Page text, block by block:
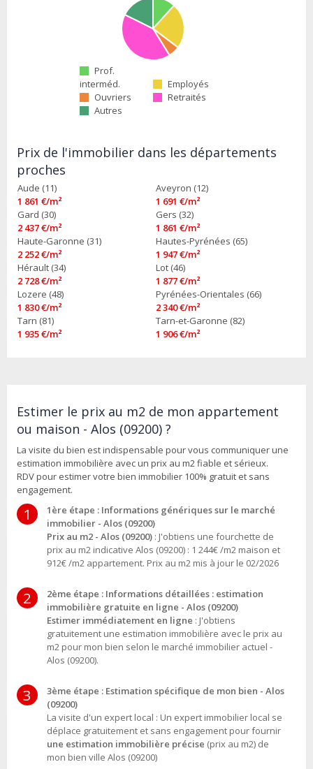
Prof.
interméd.
Employés
Ouvriers
Retraités
Autres
Prix de l'immobilier dans les départements
proches
Aude (11)
1 861 €/m²
Aveyron (12)
1 691 €/m²
Gard (30)
2 437 €/m²
Gers (32)
1 861 €/m²
Haute-Garonne (31)
2 252 €/m²
Hautes-Pyrénées (65)
1 947 €/m²
Hérault (34)
2 728 €/m²
Lot (46)
1 877 €/m²
Lozere (48)
1 830 €/m²
Pyrénées-Orientales (66)
2 340 €/m²
Tarn (81)
1 935 €/m²
Tarn-et-Garonne (82)
1 906 €/m²
Estimer le prix au m2 de mon appartement
ou maison - Alos (09200) ?
La visite du bien est indispensable pour vous communiquer une
estimation immobilière avec un prix au m2 fiable et sérieux.
RDV pour estimer votre bien immobilier 100% gratuit et sans
engagement.
1
1ère étape : Informations génériques sur le marché
immobilier - Alos (09200)
Prix au m2 - Alos (09200) : J'obtiens une fourchette de
prix au m2 indicative Alos (09200) : 1 244€ /m2 maison et
912€ /m2 appartement. Prix au m2 mis à jour le 02/2026
2
2ème étape : Informations détaillées : estimation
immobilière gratuite en ligne - Alos (09200)
Estimer immédiatement en ligne : J'obtiens
gratuitement une estimation immobilière avec le prix au
m2 pour mon bien selon le marché immobilier actuel -
Alos (09200).
3
3ème étape : Estimation spécifique de mon bien - Alos
(09200)
La visite d'un expert local : Un expert immobilier local se
déplace gratuitement et sans engagement pour fournir
une estimation immobilière précise (prix au m2) de
mon bien ville Alos (09200)